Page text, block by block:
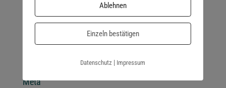
Archiv
Kategorien
Meta
Ablehnen
Einzeln bestätigen
Datenschutz | Impressum